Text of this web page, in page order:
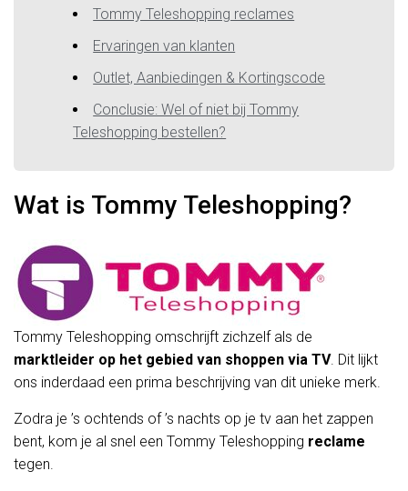
Tommy Teleshopping reclames
Ervaringen van klanten
Outlet, Aanbiedingen & Kortingscode
Conclusie: Wel of niet bij Tommy
Teleshopping bestellen?
Wat is Tommy Teleshopping?
Tommy Teleshopping omschrijft zichzelf als de
marktleider op het gebied van shoppen via TV. Dit lijkt
ons inderdaad een prima beschrijving van dit unieke merk.
Zodra je ’s ochtends of ’s nachts op je tv aan het zappen
bent, kom je al snel een Tommy Teleshopping reclame
tegen.